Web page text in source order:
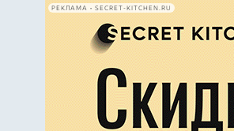
РЕКЛАМА • SECRET-KITCHEN.RU